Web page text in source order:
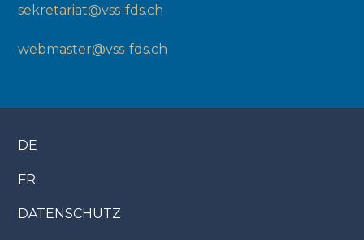
sekretariat@vss-fds.ch
webmaster@vss-fds.ch
DE
FR
DATENSCHUTZ